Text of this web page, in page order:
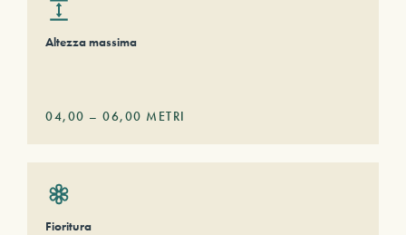
Altezza massima
04,00 – 06,00 METRI
Fioritura